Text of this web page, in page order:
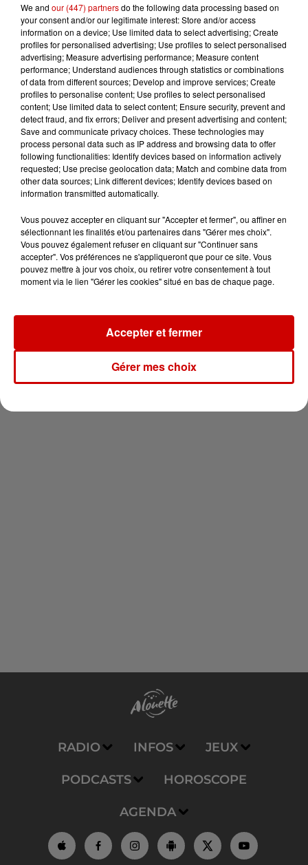
Le Duel - Gagnez vos entrées
pour l'un des zoos de nos
régions !
Destination Vacances - Gagnez
votre séjour en famille au cœur
de la...
Destination Vacances : inscrivez-
vous !
Newsletter
RADIO INFOS JEUX
PODCASTS HOROSCOPE
AGENDA
We and our (447) partnersdo the following data processing based on
your consent and/or our legitimate interest: Store and/or access
information on a device; Use limited data to select advertising; Create
profiles for personalised advertising; Use profiles to select personalised
advertising; Measure advertising performance; Measure content
performance; Understand audiences through statistics or combinations
of data from different sources; Develop and improve services; Create
profiles to personalise content; Use profiles to select personalised
content; Use limited data to select content; Ensure security, prevent and
detect fraud, and fix errors; Deliver and present advertising and content;
Save and communicate privacy choices. These technologies may
process personal data such as IP address and browsing data to offer
following functionalities: Identify devices based on information actively
requested; Use precise geolocation data; Match and combine data from
other data sources; Link different devices; Identify devices based on
information transmitted automatically.
Vous pouvez accepter en cliquant sur "Accepter et fermer", ou affiner en
sélectionnant les finalités et/ou partenaires dans "Gérer mes choix".
Vous pouvez également refuser en cliquant sur "Continuer sans
accepter". Vos préférences ne s'appliqueront que pour ce site. Vous
pouvez mettre à jour vos choix, ou retirer votre consentement à tout
moment via le lien "Gérer les cookies" situé en bas de chaque page.
Gérer mes choix
Accepter et fermer